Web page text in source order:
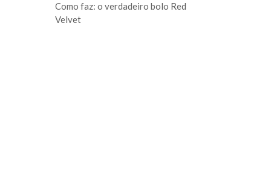
Como faz: o verdadeiro bolo Red
Velvet